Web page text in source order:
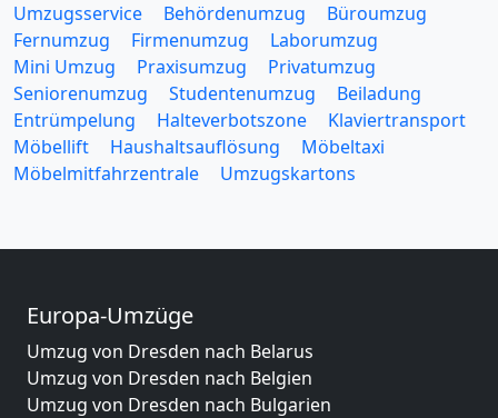
Umzugsservice Behördenumzug
Büroumzug
Fernumzug
Firmenumzug
Laborumzug
Mini Umzug
Praxisumzug
Privatumzug
Seniorenumzug
Studentenumzug
Beiladung
Entrümpelung
Halteverbotszone
Klaviertransport
Möbellift
Haushaltsauflösung
Möbeltaxi
Möbelmitfahrzentrale
Umzugskartons
Europa-Umzüge
Umzug von Dresden nach Belarus
Umzug von Dresden nach Belgien
Umzug von Dresden nach Bulgarien